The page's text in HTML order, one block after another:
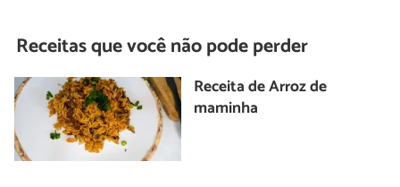
Receitas que você não pode perder
Receita de Arroz de
maminha